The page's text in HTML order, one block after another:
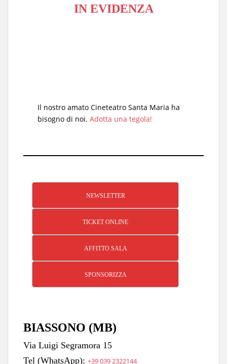
IN EVIDENZA
Il nostro amato Cineteatro Santa Maria ha
bisogno di noi. Adotta una tegola!
NEWSLETTER
TICKET ONLINE
AFFITTO SALA
SPONSORIZZA
BIASSONO (MB)
Via Luigi Segramora 15
Tel (WhatsApp): +39 039 2322144